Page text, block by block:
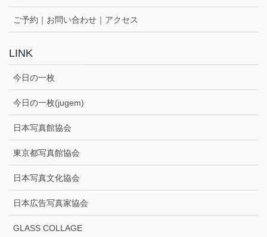
ご予約｜お問い合わせ｜アクセス
LINK
今日の一枚
今日の一枚(jugem)
日本写真館協会
東京都写真館協会
日本写真文化協会
日本広告写真家協会
GLASS COLLAGE